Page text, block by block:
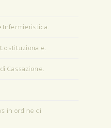
Infermieristica.
Cassazione.
in ordine di